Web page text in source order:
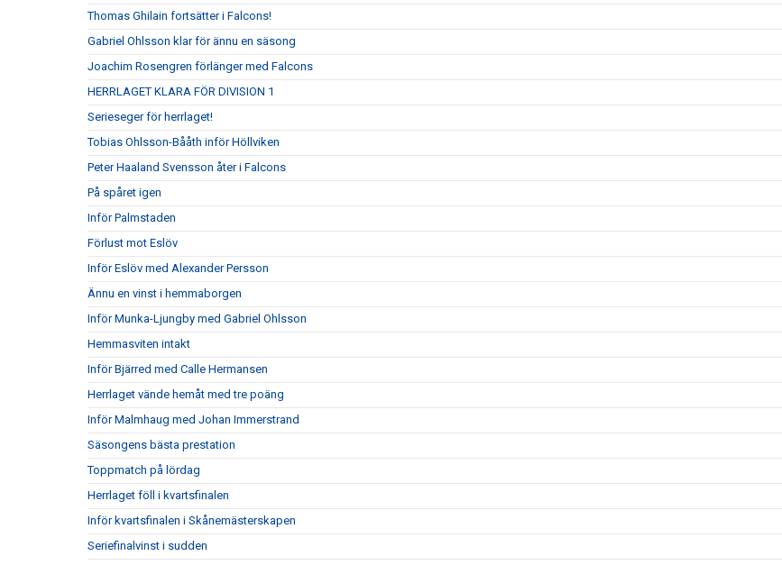
Thomas Ghilain fortsätter i Falcons!
Gabriel Ohlsson klar för ännu en säsong
Joachim Rosengren förlänger med Falcons
HERRLAGET KLARA FÖR DIVISION 1
Serieseger för herrlaget!
Tobias Ohlsson-Bååth inför Höllviken
Peter Haaland Svensson åter i Falcons
På spåret igen
Inför Palmstaden
Förlust mot Eslöv
Inför Eslöv med Alexander Persson
Ännu en vinst i hemmaborgen
Inför Munka-Ljungby med Gabriel Ohlsson
Hemmasviten intakt
Inför Bjärred med Calle Hermansen
Herrlaget vände hemåt med tre poäng
Inför Malmhaug med Johan Immerstrand
Säsongens bästa prestation
Toppmatch på lördag
Herrlaget föll i kvartsfinalen
Inför kvartsfinalen i Skånemästerskapen
Seriefinalvinst i sudden